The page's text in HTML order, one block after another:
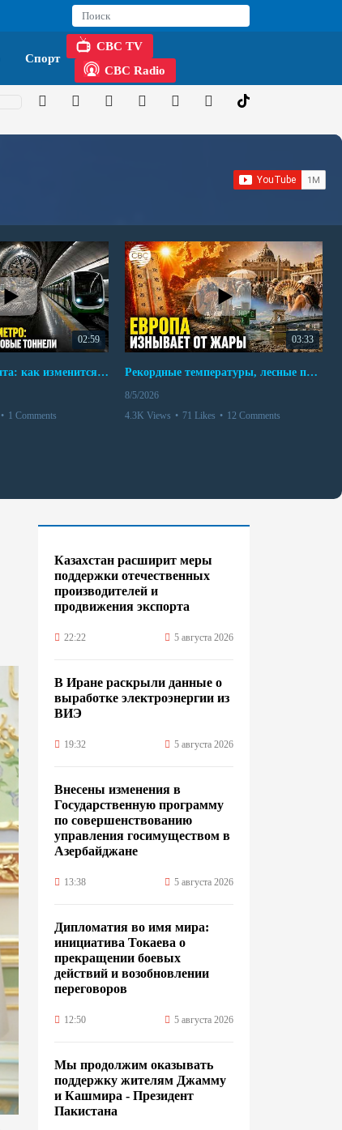
Спорт
CBC TV
CBC Radio
02:59
10 месяцев ремонта: как изменится работа Бакинского метро с 15 августа
• 1 Comments
03:33
Рекордные температуры, лесные пожары и красный уровень опасности
8/5/2026
4.3K Views • 71 Likes • 12 Comments
Казахстан расширит меры
поддержки отечественных
производителей и
продвижения экспорта
22:22 5 августа 2026
В Иране раскрыли данные о
выработке электроэнергии из
ВИЭ
19:32 5 августа 2026
Внесены изменения в
Государственную программу
по совершенствованию
управления госимуществом в
Азербайджане
13:38 5 августа 2026
Дипломатия во имя мира:
инициатива Токаева о
прекращении боевых
действий и возобновлении
переговоров
12:50 5 августа 2026
Мы продолжим оказывать
поддержку жителям Джамму
и Кашмира - Президент
Пакистана